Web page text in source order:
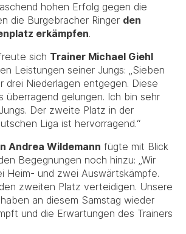
hohen Erfolg gegen die
die Burgebracher Ringer den
erkämpfen.
sich Trainer Michael Giehl
Leistungen seiner Jungs: „Sieben
drei Niederlagen entgegen. Diese
überragend gelungen. Ich bin sehr
Der zweite Platz in der
Liga ist hervorragend.“
Andrea Wildemann fügte mit Blick
Begegnungen noch hinzu: „Wir
Heim- und zwei Auswärtskämpfe.
zweiten Platz verteidigen. Unsere
an diesem Samstag wieder
und die Erwartungen des Trainers